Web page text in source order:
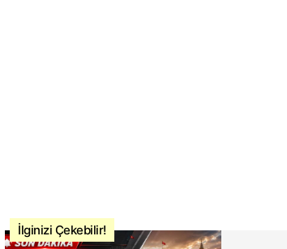
İlginizi Çekebilir!